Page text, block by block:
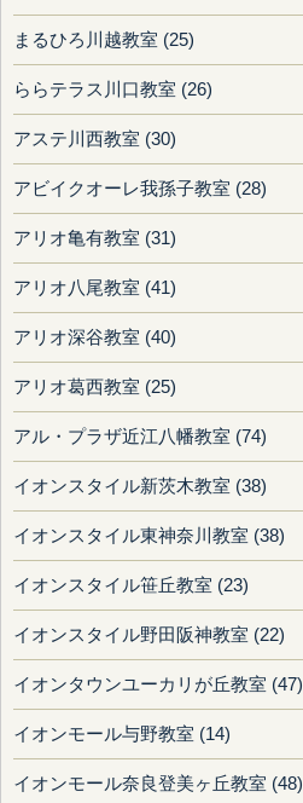
まるひろ川越教室 (25)
ららテラス川口教室 (26)
アステ川西教室 (30)
アビイクオーレ我孫子教室 (28)
アリオ亀有教室 (31)
アリオ八尾教室 (41)
アリオ深谷教室 (40)
アリオ葛西教室 (25)
アル・プラザ近江八幡教室 (74)
イオンスタイル新茨木教室 (38)
イオンスタイル東神奈川教室 (38)
イオンスタイル笹丘教室 (23)
イオンスタイル野田阪神教室 (22)
イオンタウンユーカリが丘教室 (47)
イオンモール与野教室 (14)
イオンモール奈良登美ヶ丘教室 (48)